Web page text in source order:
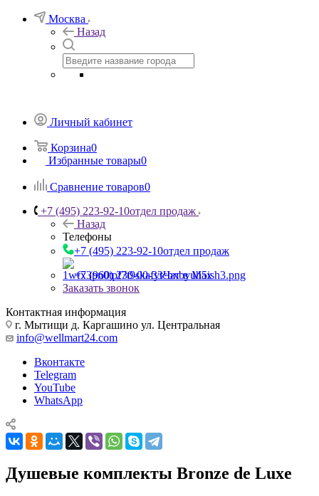
Москва
Назад
Личный кабинет
Корзина0
Избранные товары0
Сравнение товаров0
+7 (495) 223-92-10отдел продаж
Назад
Телефоны
+7 (495) 223-92-10отдел продаж
+7 (960) 230-00-33Чат в Max
Заказать звонок
Контактная информация
г. Мытищи д. Каргашино ул. Центральная
info@wellmart24.com
Вконтакте
Telegram
YouTube
WhatsApp
Душевые комплекты Bronze de Luxe